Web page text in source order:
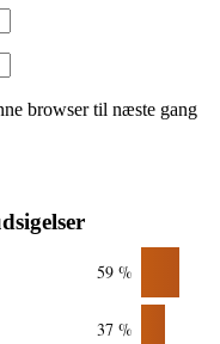
browser til næste gang
59 %
37 %